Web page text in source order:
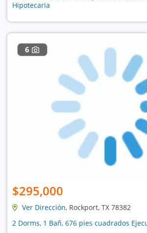
Hipotecaria
6
$295,000
Ver Dirección, Rockport, TX 78382
2 Dorms, 1 Bañ, 676 pies cuadrados